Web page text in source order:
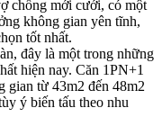
chồng mới cưới, có một
không gian yên tĩnh,
tốt nhất.
đây là một trong những
hiện nay. Căn 1PN+1
gian từ 43m2 đến 48m2
ý biến tấu theo nhu